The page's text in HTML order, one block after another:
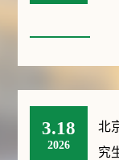
3.18
2026
北
究